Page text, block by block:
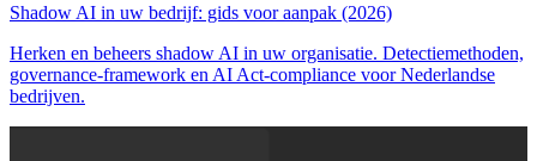
Shadow AI in uw bedrijf: gids voor aanpak (2026)
Herken en beheers shadow AI in uw organisatie. Detectiemethoden,
governance-framework en AI Act-compliance voor Nederlandse
bedrijven.